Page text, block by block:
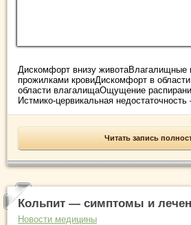
Дискомфорт внизу животаВлагалищные
прожилками кровиДискомфорт в
области влагалищаОщущение
Истмико-цервикальная недостаточность
Читать запись
Кольпит — симптомы и
Новости медицины